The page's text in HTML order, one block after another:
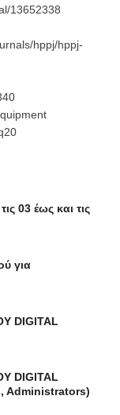
13652338
hppj/hppj-
03 έως και τις
για
DIGITAL
DIGITAL
Administrators)